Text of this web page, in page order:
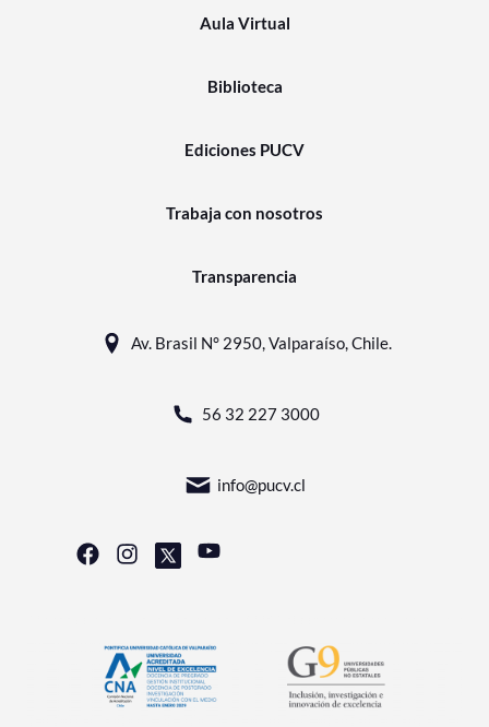
Aula Virtual
Biblioteca
Ediciones PUCV
Trabaja con nosotros
Transparencia
Av. Brasil N° 2950, Valparaíso, Chile.
56 32 227 3000
info@pucv.cl